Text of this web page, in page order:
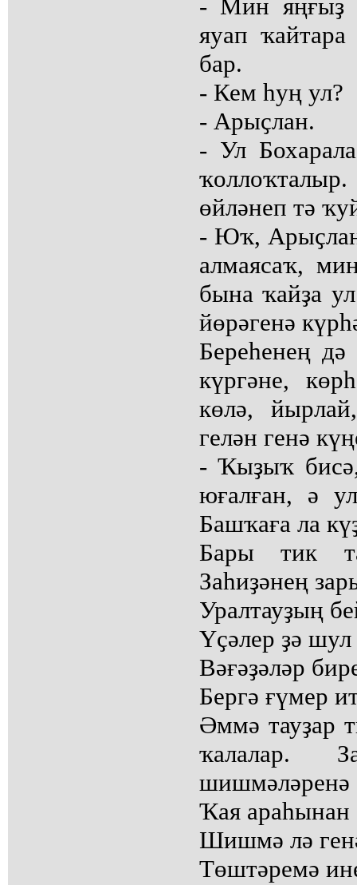
- Мин яңғыҙ
яуап
бар.
- Кем һуң ул?
- Арыҫлан.
- Ул
өйләнеп тә
- Юҡ,
алмаясаҡ,
бына ҡайҙа
йөрәгенә
Береһенең
күргәне,
көлә,
гелән генә
- Ҡыҙыҡ
юғалған, ә
Башҡаға ла
Бары тик
Заһиҙәнең
Уралтауҙың
Үҫәлер ҙә шул
Вәғәҙәләр
Бергә ғүмер
Әммә тауҙар
ҡалалар.
шишмәләренә
Ҡая
Шишмә лә
Төштәремә